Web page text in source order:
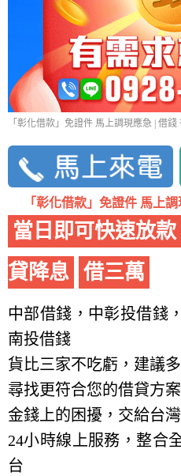
「彰化借款」免證件 馬上調現應急 | 借
「彰化借款」免證件 馬上
當日即可快速放款
貸降息
借三萬
中部借錢，中彰投借錢
南投借錢
貨比三家不吃虧，建議
尋找更符合您的借貸方
金錢上的困擾，交給台灣
24小時線上服務，整合
台